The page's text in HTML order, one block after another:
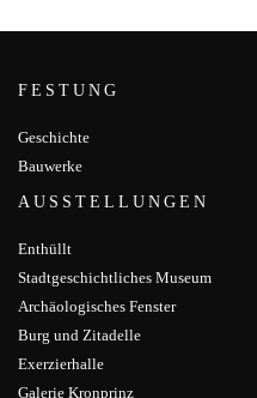
FESTUNG
Geschichte
Bauwerke
AUSSTELLUNGEN
Enthüllt
Stadtgeschichtliches Museum
Archäologisches Fenster
Burg und Zitadelle
Exerzierhalle
Galerie Kronprinz